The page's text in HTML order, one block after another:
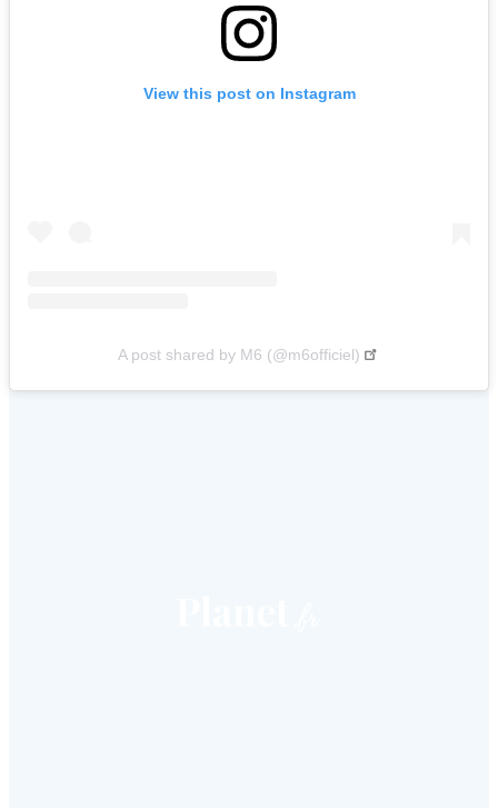
View this post on Instagram
A post shared by M6 (@m6officiel)